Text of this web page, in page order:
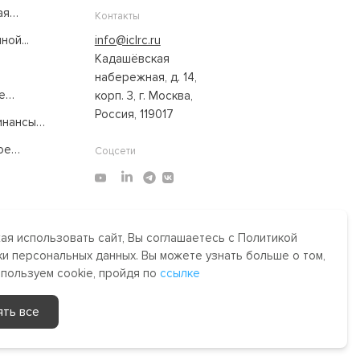
Контакты
info@iclrc.ru
Кадашёвская
набережная, д. 14,
корп. 3, г. Москва,
Россия, 119017
Соцсети
Made by Uprising
2021
использовать сайт, Вы соглашаетесь с Политикой
персональных данных. Вы можете узнать больше о том,
cookie, пройдя по ссылке
все